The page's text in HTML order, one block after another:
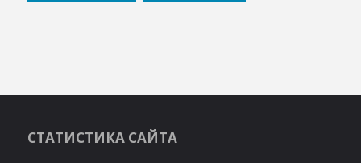
СТАТИСТИКА САЙТА